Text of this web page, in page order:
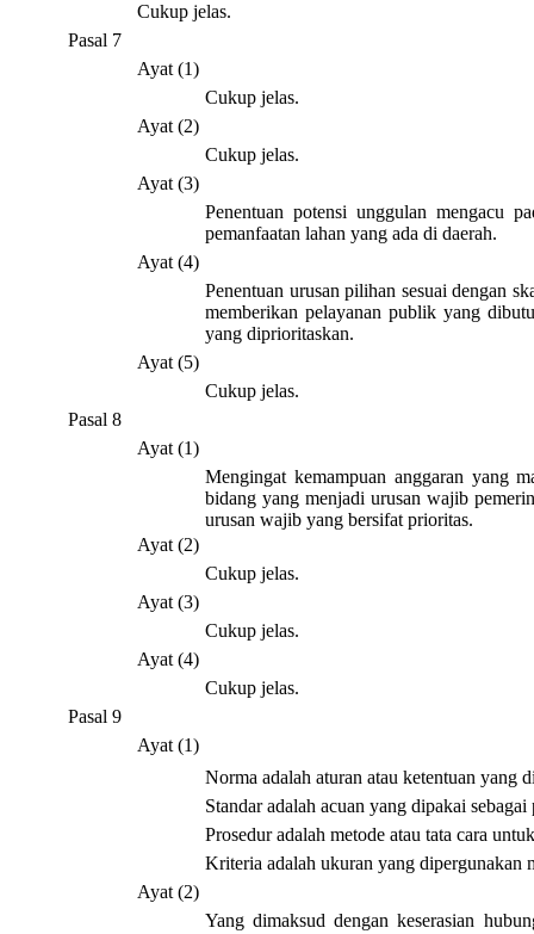
Cukup jelas.
Pasal 7
Ayat (1)
Cukup jelas.
Ayat (2)
Cukup jelas.
Ayat (3)
Penentuan potensi unggulan mengacu
pemanfaatan lahan yang ada di daerah.
Ayat (4)
Penentuan urusan pilihan sesuai dengan
memberikan pelayanan publik yang
yang diprioritaskan.
Ayat (5)
Cukup jelas.
Pasal 8
Ayat (1)
Mengingat kemampuan anggaran yang
bidang yang menjadi urusan wajib
urusan wajib yang bersifat prioritas.
Ayat (2)
Cukup jelas.
Ayat (3)
Cukup jelas.
Ayat (4)
Cukup jelas.
Pasal 9
Ayat (1)
Norma adalah aturan atau ketentuan yang
Standar adalah acuan yang dipakai
Prosedur adalah metode atau tata cara
Kriteria adalah ukuran yang dipergunakan
Ayat (2)
Yang dimaksud dengan keserasian